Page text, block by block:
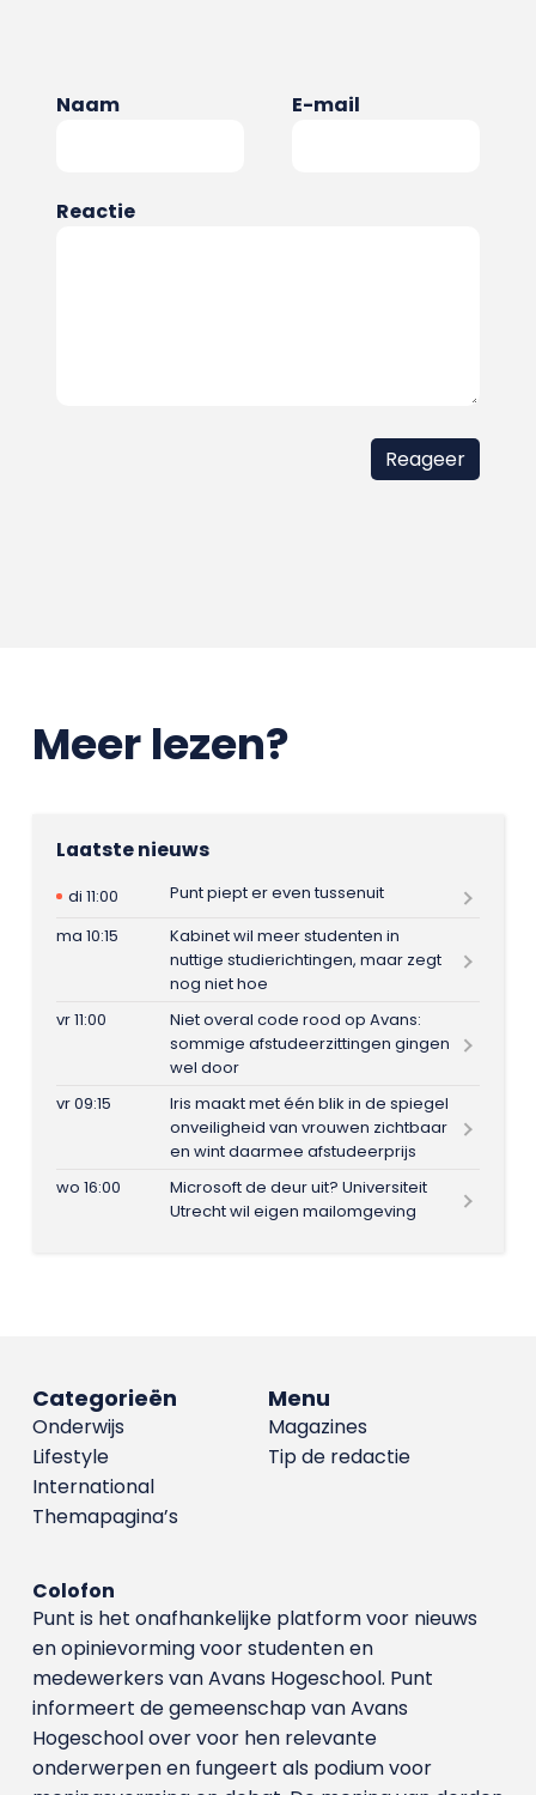
Naam E-mail
Reactie
Meer lezen?
Laatste nieuws
di 11:00
Punt piept er even tussenuit
ma 10:15
Kabinet wil meer studenten in
nuttige studierichtingen, maar zegt
nog niet hoe
vr 11:00
Niet overal code rood op Avans:
sommige afstudeerzittingen gingen
wel door
vr 09:15
Iris maakt met één blik in de spiegel
onveiligheid van vrouwen zichtbaar
en wint daarmee afstudeerprijs
wo 16:00
Microsoft de deur uit? Universiteit
Utrecht wil eigen mailomgeving
Menu
Magazines
Tip de redactie
Categorieën
Onderwijs
Lifestyle
International
Themapagina’s
Colofon
Punt is het onafhankelijke platform voor nieuws
en opinievorming voor studenten en
medewerkers van Avans Hoge­school. Punt
informeert de gemeenschap van Avans
Hogeschool over voor hen relevante
onderwerpen en fungeert als podium voor